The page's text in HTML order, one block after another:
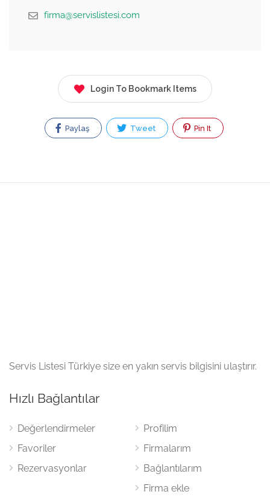
firma@servislistesi.com
Login To Bookmark Items
Paylaş Tweet Pin It
Servis Listesi Türkiye size en yakın servis bilgisini ulaştırır.
Hızlı Bağlantılar
Değerlendirmeler
Favoriler
Rezervasyonlar
Profilim
Firmalarım
Bağlantılarım
Firma ekle